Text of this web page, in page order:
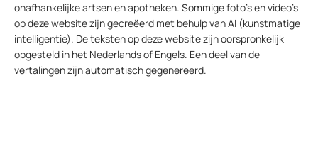
onafhankelijke artsen en apotheken. Sommige foto’s en video’s
op deze website zijn gecreëerd met behulp van AI (kunstmatige
intelligentie). De teksten op deze website zijn oorspronkelijk
opgesteld in het Nederlands of Engels. Een deel van de
vertalingen zijn automatisch gegenereerd.